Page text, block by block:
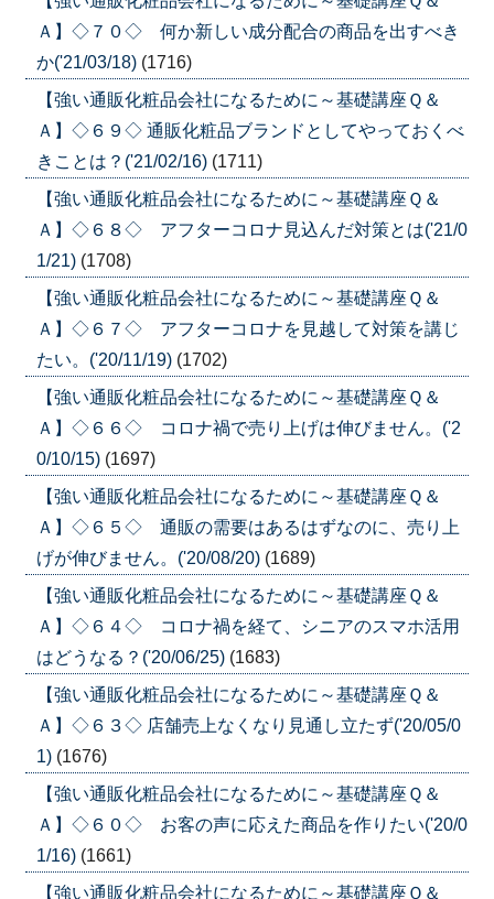
Ａ】◇７０◇ 何か新しい成分配合の商品を出すべき
か('21/03/18) (1716)
【強い通販化粧品会社になるために～基礎講座Ｑ＆
Ａ】◇６９◇ 通販化粧品ブランドとしてやっておくべ
きことは？('21/02/16) (1711)
【強い通販化粧品会社になるために～基礎講座Ｑ＆
Ａ】◇６８◇ アフターコロナ見込んだ対策とは('21/0
1/21) (1708)
【強い通販化粧品会社になるために～基礎講座Ｑ＆
Ａ】◇６７◇ アフターコロナを見越して対策を講じ
たい。('20/11/19) (1702)
【強い通販化粧品会社になるために～基礎講座Ｑ＆
Ａ】◇６６◇ コロナ禍で売り上げは伸びません。('2
0/10/15) (1697)
【強い通販化粧品会社になるために～基礎講座Ｑ＆
Ａ】◇６５◇ 通販の需要はあるはずなのに、売り上
げが伸びません。('20/08/20) (1689)
【強い通販化粧品会社になるために～基礎講座Ｑ＆
Ａ】◇６４◇ コロナ禍を経て、シニアのスマホ活用
はどうなる？('20/06/25) (1683)
【強い通販化粧品会社になるために～基礎講座Ｑ＆
Ａ】◇６３◇ 店舗売上なくなり見通し立たず('20/05/0
1) (1676)
【強い通販化粧品会社になるために～基礎講座Ｑ＆
Ａ】◇６０◇ お客の声に応えた商品を作りたい('20/0
1/16) (1661)
【強い通販化粧品会社になるために～基礎講座Ｑ＆